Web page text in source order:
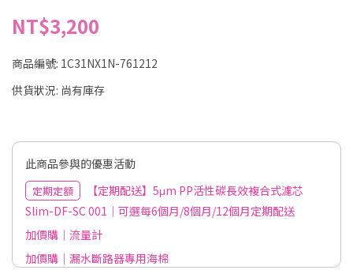
NT$3,200
商品編號: 1C31NX1N-761212
供貨狀況: 尚有庫存
此商品參與的優惠活動
定期定額
【定期配送】5μm PP活性碳長效複合式濾芯
Slim-DF-SC 001｜可選每6個月/8個月/12個月定期配送
加價購｜流量計
加價購｜漏水斷路器專用海棉